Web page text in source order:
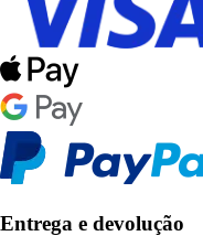
Entrega e devolução